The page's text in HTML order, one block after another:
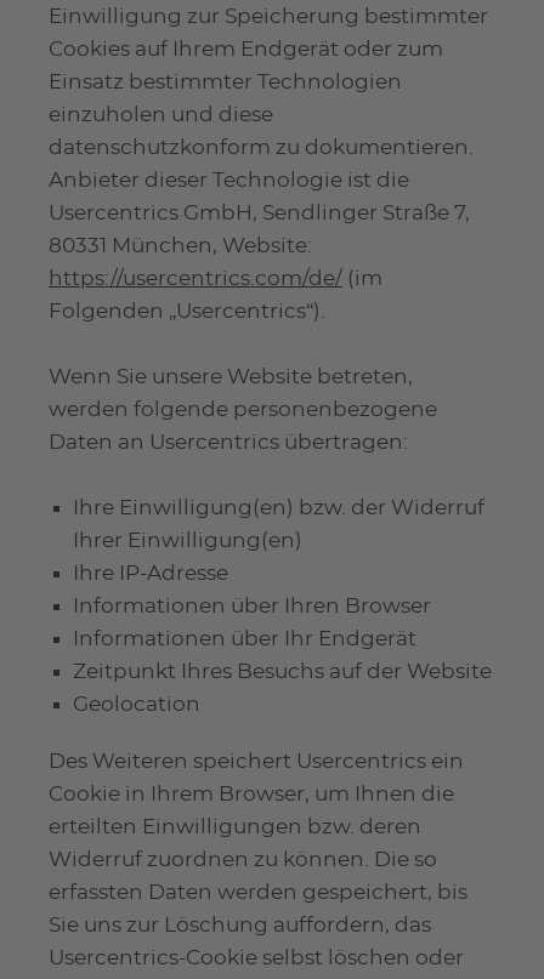
Einwilligung zur Speicherung bestimmter
Cookies auf Ihrem Endgerät oder zum
Einsatz bestimmter Technologien
einzuholen und diese
datenschutzkonform zu dokumentieren.
Anbieter dieser Technologie ist die
Usercentrics GmbH, Sendlinger Straße 7,
80331 München, Website:
https://usercentrics.com/de/ (im
Folgenden „Usercentrics“).
Wenn Sie unsere Website betreten,
werden folgende personenbezogene
Daten an Usercentrics übertragen:
Ihre Einwilligung(en) bzw. der Widerruf
Ihrer Einwilligung(en)
Ihre IP-Adresse
Informationen über Ihren Browser
Informationen über Ihr Endgerät
Zeitpunkt Ihres Besuchs auf der Website
Geolocation
Des Weiteren speichert Usercentrics ein
Cookie in Ihrem Browser, um Ihnen die
erteilten Einwilligungen bzw. deren
Widerruf zuordnen zu können. Die so
erfassten Daten werden gespeichert, bis
Sie uns zur Löschung auffordern, das
Usercentrics-Cookie selbst löschen oder